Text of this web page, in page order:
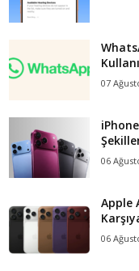
07
06
Apple
06